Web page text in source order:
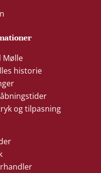
Mølle
historie
og tilpasning